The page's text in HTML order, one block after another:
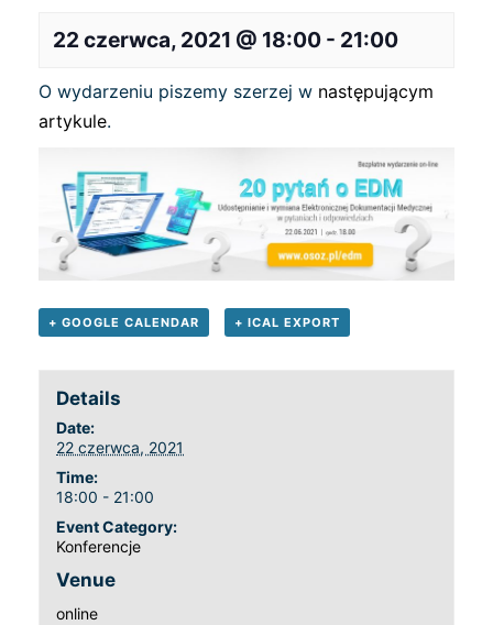
22 czerwca, 2021 @ 18:00 - 21:00
O wydarzeniu piszemy szerzej w następującym
artykule.
+ GOOGLE CALENDAR + ICAL EXPORT
Details
Date:
22 czerwca, 2021
Time:
18:00 - 21:00
Event Category:
Konferencje
Venue
online